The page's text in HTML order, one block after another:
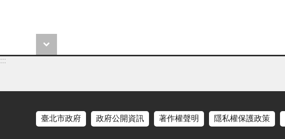
:::
臺北市政府 政府公開資訊 著作權聲明 隱私權保護政策